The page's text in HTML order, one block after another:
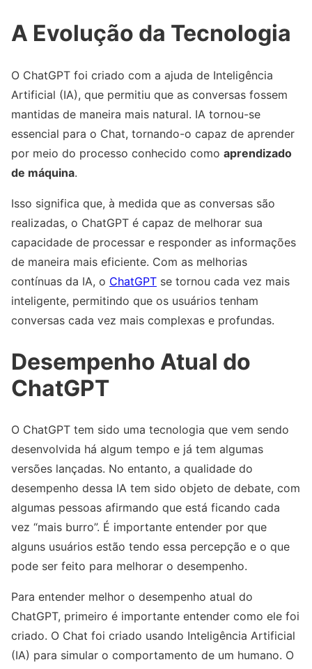
A Evolução da Tecnologia
O ChatGPT foi criado com a ajuda de Inteligência
Artificial (IA), que permitiu que as conversas fossem
mantidas de maneira mais natural. IA tornou-se
essencial para o Chat, tornando-o capaz de aprender
por meio do processo conhecido como aprendizado
de máquina.
Isso significa que, à medida que as conversas são
realizadas, o ChatGPT é capaz de melhorar sua
capacidade de processar e responder as informações
de maneira mais eficiente. Com as melhorias
contínuas da IA, o ChatGPT se tornou cada vez mais
inteligente, permitindo que os usuários tenham
conversas cada vez mais complexas e profundas.
Desempenho Atual do
ChatGPT
O ChatGPT tem sido uma tecnologia que vem sendo
desenvolvida há algum tempo e já tem algumas
versões lançadas. No entanto, a qualidade do
desempenho dessa IA tem sido objeto de debate, com
algumas pessoas afirmando que está ficando cada
vez “mais burro”. É importante entender por que
alguns usuários estão tendo essa percepção e o que
pode ser feito para melhorar o desempenho.
Para entender melhor o desempenho atual do
ChatGPT, primeiro é importante entender como ele foi
criado. O Chat foi criado usando Inteligência Artificial
(IA) para simular o comportamento de um humano. O